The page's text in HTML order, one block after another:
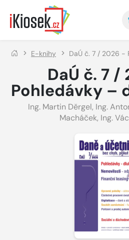
Přejít na hlavní obsah
E-knihy DaÚ č. 7 / 2026 -
DaÚ č. 7 /
Pohledávky –
Ing. Martin Děrgel, Ing.
Macháček, Ing.